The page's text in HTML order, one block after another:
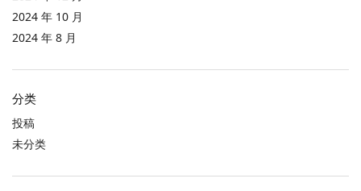
2024 年 10 月
2024 年 8 月
分类
投稿
未分类